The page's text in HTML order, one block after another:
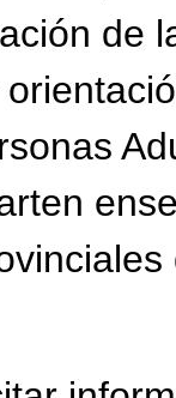
de